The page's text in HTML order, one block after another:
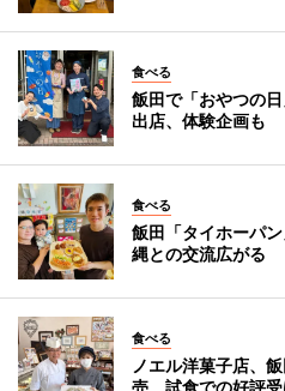
食べる
飯田で「おやつの
出店、体験企画も
食べる
飯田「タイホーパ
縄との交流広がる
食べる
ノエル洋菓子店、
売 試食での好評受